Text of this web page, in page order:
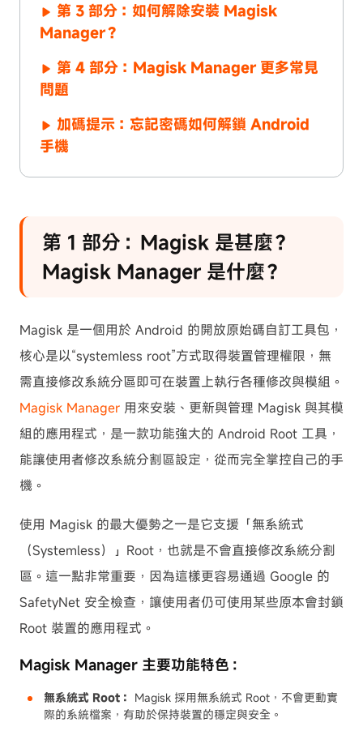
第 3 部分：如何解除安裝 Magisk
Manager？
第 4 部分：Magisk Manager 更多常見
問題
加碼提示：忘記密碼如何解鎖 Android
手機
第 1 部分：Magisk 是甚麼？
Magisk Manager 是什麼？
Magisk 是一個用於 Android 的開放原始碼自訂工具包，
核心是以“systemless root”方式取得裝置管理權限，無
需直接修改系統分區即可在裝置上執行各種修改與模組。
Magisk Manager 用來安裝、更新與管理 Magisk 與其模
組的應用程式，是一款功能強大的 Android Root 工具，
能讓使用者修改系統分割區設定，從而完全掌控自己的手
機。
使用 Magisk 的最大優勢之一是它支援「無系統式
（Systemless）」Root，也就是不會直接修改系統分割
區。這一點非常重要，因為這樣更容易通過 Google 的
SafetyNet 安全檢查，讓使用者仍可使用某些原本會封鎖
Root 裝置的應用程式。
Magisk Manager 主要功能特色：
無系統式 Root： Magisk 採用無系統式 Root，不會更動實
際的系統檔案，有助於保持裝置的穩定與安全。